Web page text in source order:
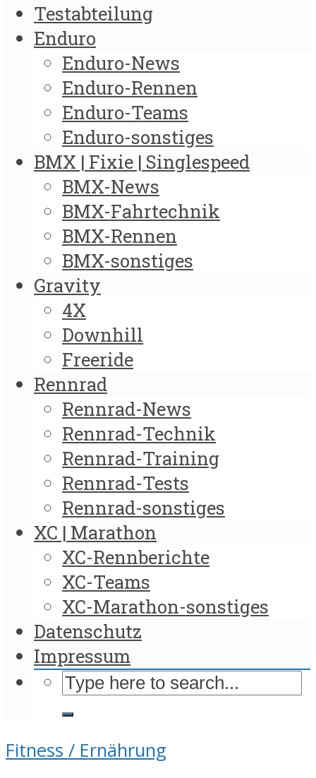
Testabteilung
Enduro
Enduro-News
Enduro-Rennen
Enduro-Teams
Enduro-sonstiges
BMX | Fixie | Singlespeed
BMX-News
BMX-Fahrtechnik
BMX-Rennen
BMX-sonstiges
Gravity
4X
Downhill
Freeride
Rennrad
Rennrad-News
Rennrad-Technik
Rennrad-Training
Rennrad-Tests
Rennrad-sonstiges
XC | Marathon
XC-Rennberichte
XC-Teams
XC-Marathon-sonstiges
Datenschutz
Impressum
Fitness / Ernährung